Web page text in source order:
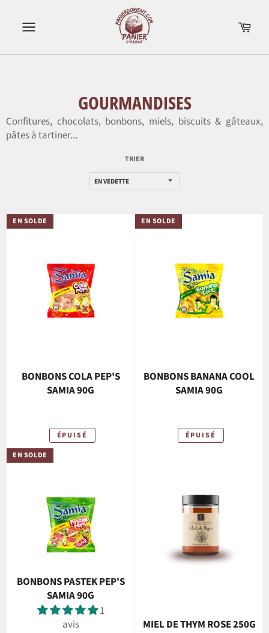
contenu
GOURMANDISES
Confitures, chocolats, bonbons, miels, biscuits & gâteaux,
pâtes à tartiner...
TRIER
BONBONS COLA PEP'S
SAMIA 90G
EN SOLDE
ÉPUISÉ
BONBONS BANANA COOL
SAMIA 90G
EN SOLDE
ÉPUISÉ
BONBONS PASTEK PEP'S
SAMIA 90G
1
avis
EN SOLDE
MIEL DE THYM ROSE 250G